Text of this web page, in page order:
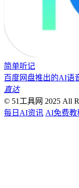
简单听记
百度网盘推出的AI语
直达
© 51工具网 2025 All
每日AI资讯 AI免费教